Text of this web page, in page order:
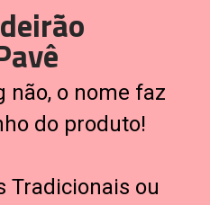
não, o nome faz
do produto!
Tradicionais ou